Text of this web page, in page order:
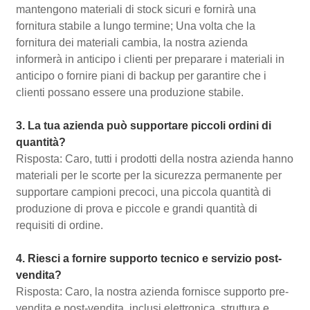
mantengono materiali di stock sicuri e fornirà una
fornitura stabile a lungo termine; Una volta che la
fornitura dei materiali cambia, la nostra azienda
informerà in anticipo i clienti per preparare i materiali in
anticipo o fornire piani di backup per garantire che i
clienti possano essere una produzione stabile.
3. La tua azienda può supportare piccoli ordini di
quantità?
Risposta: Caro, tutti i prodotti della nostra azienda hanno
materiali per le scorte per la sicurezza permanente per
supportare campioni precoci, una piccola quantità di
produzione di prova e piccole e grandi quantità di
requisiti di ordine.
4. Riesci a fornire supporto tecnico e servizio post-
vendita?
Risposta: Caro, la nostra azienda fornisce supporto pre-